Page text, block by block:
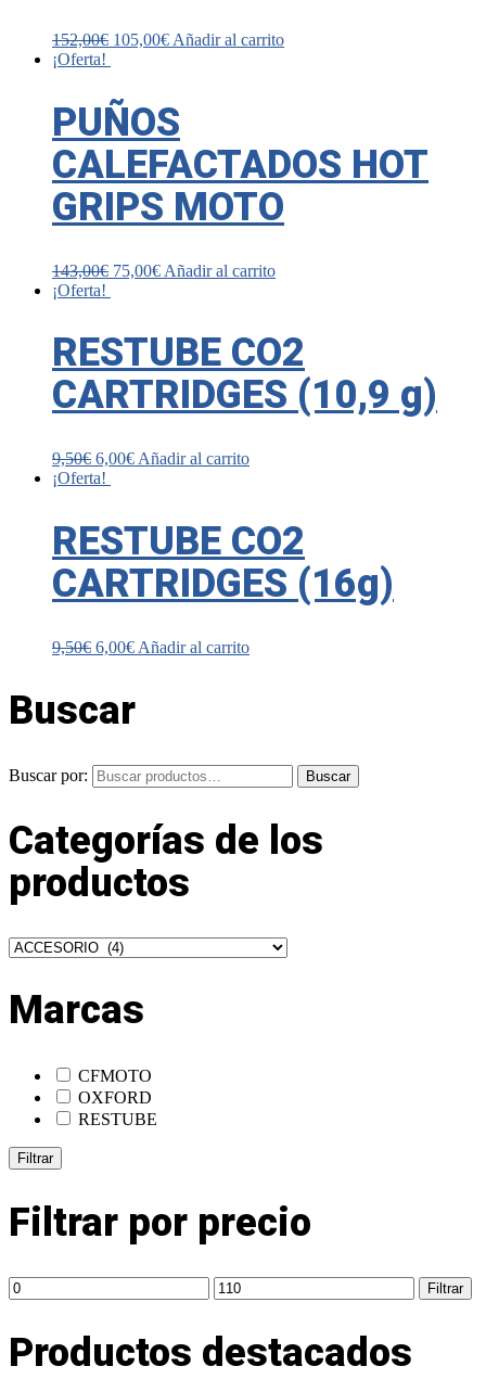
152,00€ 105,00€ Añadir al carrito
¡Oferta!
PUÑOS
CALEFACTADOS HOT
GRIPS MOTO
143,00€ 75,00€ Añadir al carrito
¡Oferta!
RESTUBE CO2
CARTRIDGES (10,9 g)
9,50€ 6,00€ Añadir al carrito
¡Oferta!
RESTUBE CO2
CARTRIDGES (16g)
9,50€ 6,00€ Añadir al carrito
Buscar
Buscar por: Buscar
Categorías de los
productos
Marcas
CFMOTO
OXFORD
RESTUBE
Filtrar
Filtrar por precio
Filtrar
Productos destacados